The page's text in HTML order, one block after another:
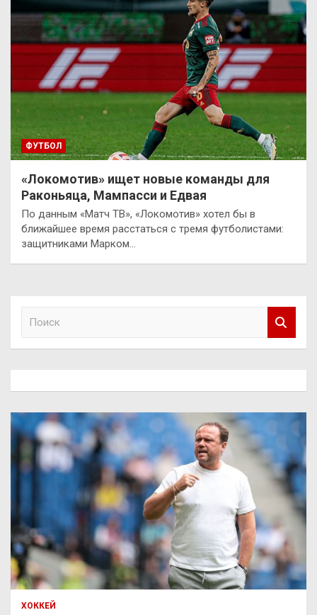
ФУТБОЛ
«Локомотив» ищет новые команды для
Раконьяца, Мампасси и Едвая
По данным «Матч ТВ», «Локомотив» хотел бы в
ближайшее время расстаться с тремя футболистами:
защитниками Марком…
ХОККЕЙ